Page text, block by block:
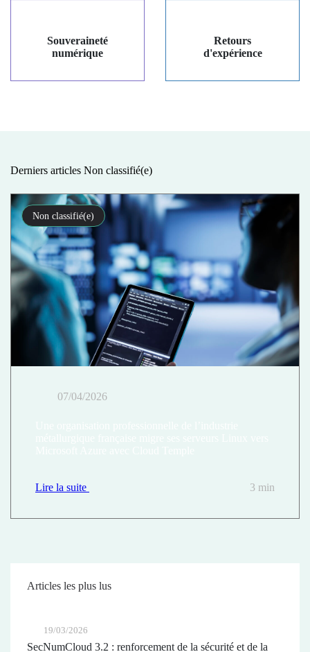
Souveraineté
numérique
Retours
d'expérience
Derniers articles Non classifié(e)
Non classifié(e)
07/04/2026
Lire la suite 3 min
Articles les plus lus
19/03/2026
SecNumCloud 3.2 : renforcement de la sécurité et de la